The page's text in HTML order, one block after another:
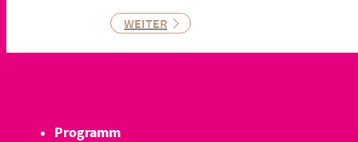
WEITER
Programm